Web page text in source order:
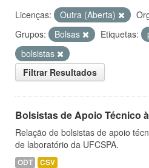
Licenças: Outra (Aberta)
Grupos:
Bolsas Etiquetas:
bolsistas
Filtrar Resultados
Bolsistas de Apoio Técnico
Relação de bolsistas de apoio
de laboratório da UFCSPA.
ODT CSV